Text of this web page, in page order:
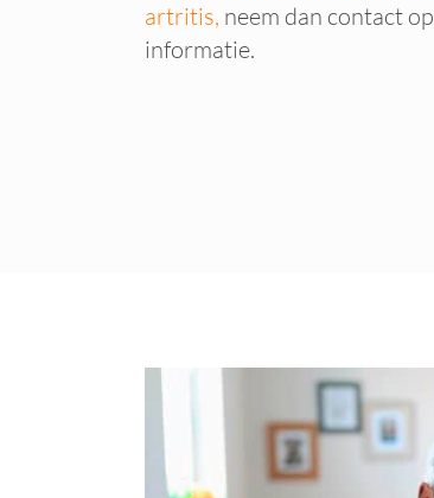
artritis, neem dan contact op
informatie.